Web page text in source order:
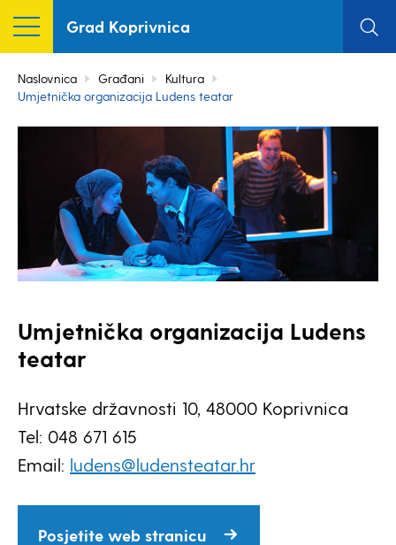
Grad Koprivnica
Naslovnica Građani
Kultura
Umjetnička organizacija Ludens teatar
Umjetnička organizacija Ludens
teatar
Hrvatske državnosti 10, 48000 Koprivnica
Tel: 048 671 615
Email: ludens@ludensteatar.hr
Posjetite web stranicu